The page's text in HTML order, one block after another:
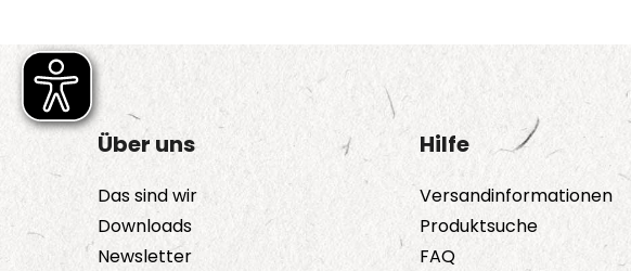
Optionen
auf
der
Produktseite
gewählt
Über uns
Das sind wir
Downloads
Newsletter
Hilfe
Versandinformationen
Produktsuche
FAQ